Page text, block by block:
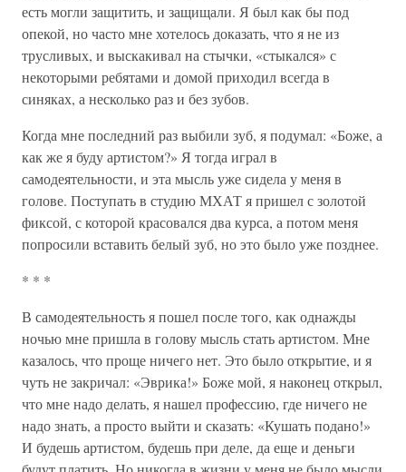
есть могли защитить, и защищали. Я был как бы под
опекой, но часто мне хотелось доказать, что я не из
трусливых, и выскакивал на стычки, «стыкался» с
некоторыми ребятами и домой приходил всегда в
синяках, а несколько раз и без зубов.
Когда мне последний раз выбили зуб, я подумал: «Боже, а
как же я буду артистом?» Я тогда играл в
самодеятельности, и эта мысль уже сидела у меня в
голове. Поступать в студию МХАТ я пришел с золотой
фиксой, с которой красовался два курса, а потом меня
попросили вставить белый зуб, но это было уже позднее.
* * *
В самодеятельность я пошел после того, как однажды
ночью мне пришла в голову мысль стать артистом. Мне
казалось, что проще ничего нет. Это было открытие, и я
чуть не закричал: «Эврика!» Боже мой, я наконец открыл,
что мне надо делать, я нашел профессию, где ничего не
надо знать, а просто выйти и сказать: «Кушать подано!»
И будешь артистом, будешь при деле, да еще и деньги